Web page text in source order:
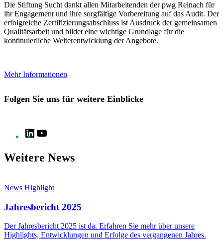
Die Stiftung Sucht dankt allen Mitarbeitenden der pwg Reinach für
ihr Engagement und ihre sorgfältige Vorbereitung auf das Audit. Der
erfolgreiche Zertifizierungsabschluss ist Ausdruck der gemeinsamen
Qualitätsarbeit und bildet eine wichtige Grundlage für die
kontinuierliche Weiterentwicklung der Angebote.
Mehr Informationen
Folgen Sie uns für weitere Einblicke
LinkedIn
Weitere News
News Highlight
Jahresbericht 2025
Der Jahresbericht 2025 ist da. Erfahren Sie mehr über unsere
Highlights, Entwicklungen und Erfolge des vergangenen Jahres.